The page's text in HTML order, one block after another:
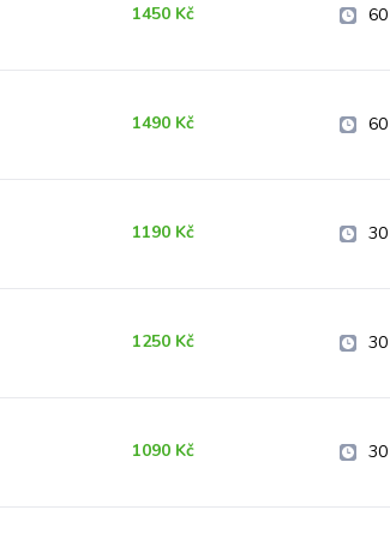
1450 Kč
1490 Kč
1190 Kč
1250 Kč
1090 Kč